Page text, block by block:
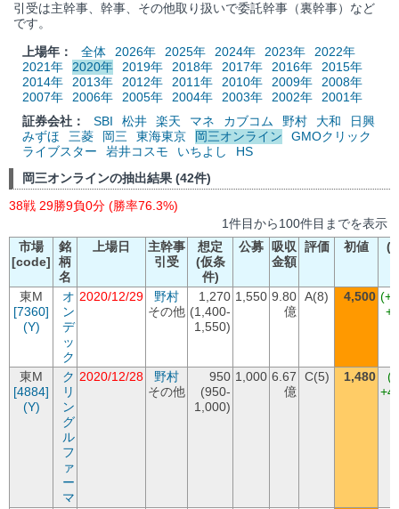
引受は主幹事、幹事、その他取り扱いで委託幹事（裏幹事）など
です。
上場年：
全体 2026年 2025年 2024年 2023年
2022年
2021年
2020年 2019年 2018年 2017年 2016年
2015年
2014年
2013年 2012年 2011年 2010年 2009年
2008年
2007年
2006年 2005年 2004年 2003年 2002年
2001年
証券会社：
SBI 松井 楽天 マネ カブコム 野村 大和
日興
みずほ
三菱 岡三 東海東京 岡三オンライン
GMOクリック
ライブスター
岩井コスモ いちよし
HS
岡三オンラインの抽出結果 (42件)
38戦 29勝9負0分 (勝率76.3%)
1件目から100件目までを表示
市場
[code]
銘
柄
名
上場日
主幹事
引受
想定
(仮条
件)
公募
吸収
金額
評価 初値
(
東M
[7360]
(Y)
オ
ン
デ
ッ
ク
2020/12/29
野村
その他
1,270
(1,400-
1,550)
1,550 9.80
億
A(8) 4,500
東M
[4884]
(Y)
ク
リ
ン
グ
ル
フ
ァ
ー
マ
2020/12/28
野村
その他
950
(950-
1,000)
1,000 6.67
億
C(5) 1,480